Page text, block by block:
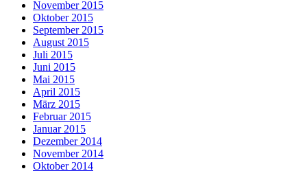
November 2015
Oktober 2015
September 2015
August 2015
Juli 2015
Juni 2015
Mai 2015
April 2015
März 2015
Februar 2015
Januar 2015
Dezember 2014
November 2014
Oktober 2014